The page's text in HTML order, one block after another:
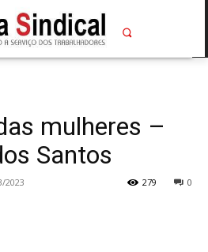
mulheres –
Santos
2023 0
279